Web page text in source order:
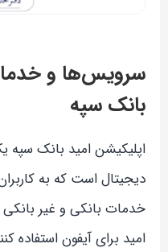
سرویس‌ها و
بانک سپه
اپلیکیشن امید بانک سپه
دیجیتال است که به
خدمات بانکی و غیر
امید برای آیفون استفاده